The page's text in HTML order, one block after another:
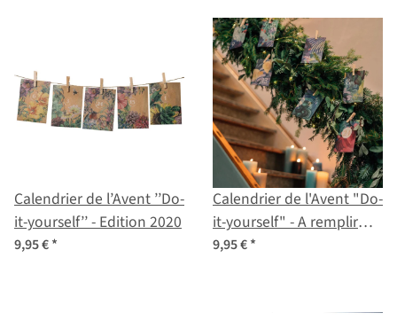
Calendrier de l’Avent ’’Do-
it-yourself’’ - Edition 2020
9,95 €*
Calendrier de l'Avent "Do-
it-yourself" - A remplir
soi-même EDITION 2021
9,95 €*